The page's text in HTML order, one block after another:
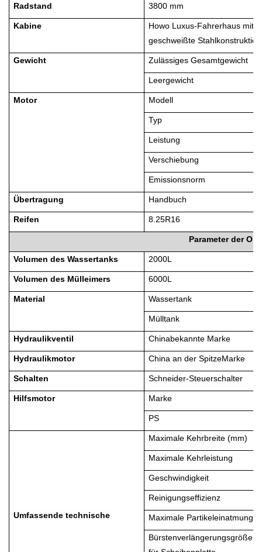
Radstand 3800 mm
Kabine
Howo Luxus-Fahrerhaus mit
geschweißte
Gewicht Zulässiges Gesamtgewicht
Leergewicht
Motor Modell
Typ
Leistung
Verschiebung
Emissionsnorm
Übertragung Handbuch
Reifen 8.25R16
Parameter der
Volumen des Wassertanks 2000L
Volumen des Mülleimers 6000L
Material Wassertank
Mülltank
Hydraulikventil Chinabekannte Marke
Hydraulikmotor China an der SpitzeMarke
Schalten Schneider-Steuerschalter
Hilfsmotor Marke
PS
Umfassende technische
Maximale Kehrbreite (mm)
Maximale Kehrleistung
Geschwindigkeit
Reinigungseffizienz
Maximale Partikeleinatmung
Bürstenverlängerungsgröße